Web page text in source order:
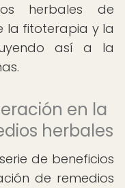
herbales de
la fitoterapia y la
así a la
en la
herbales
de beneficios
de remedios